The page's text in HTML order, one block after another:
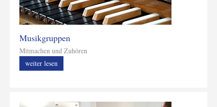
Musikgruppen
Mitmachen und Zuhören
weiter lesen